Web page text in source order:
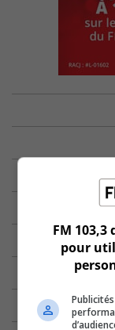
FM
pour